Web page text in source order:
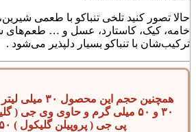
حالا تصور کنید تلخی تنباکو با طعمی
خامه، کیک، کاستارد، عسل و … طعم‌های
ترکیب‌شان با تنباکو بسیار دلپذیر می‌شود .
پی جی ( پروپیلن گلیکول ) ۵۰ میباشد .